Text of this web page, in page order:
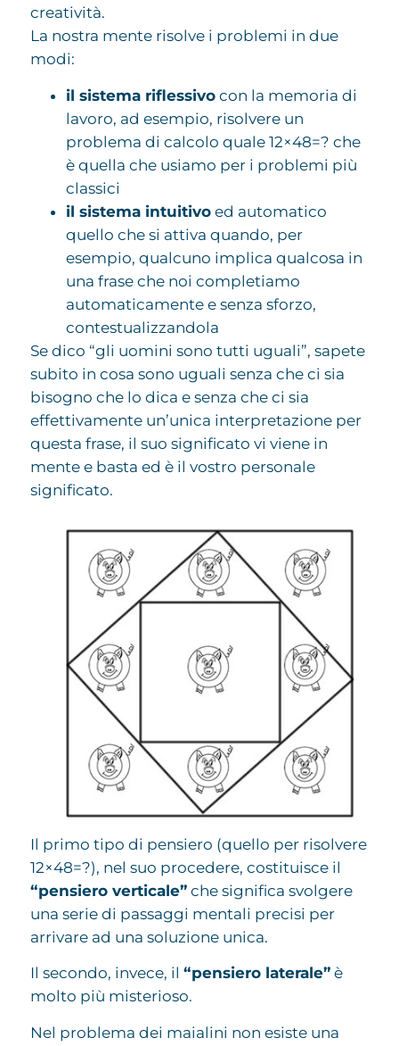
creatività.
La nostra mente risolve i problemi in due
modi:
il sistema riflessivocon la memoria di
lavoro, ad esempio, risolvere un
problema di calcolo quale 12×48=? che
è quella che usiamo per i problemi più
classici
il sistema intuitivoed automatico
quello che si attiva quando, per
esempio, qualcuno implica qualcosa in
una frase che noi completiamo
automaticamente e senza sforzo,
contestualizzandola
Se dico “gli uomini sono tutti uguali”, sapete
subito in cosa sono uguali senza che ci sia
bisogno che lo dica e senza che ci sia
effettivamente un’unica interpretazione per
questa frase, il suo significato vi viene in
mente e basta ed è il vostro personale
significato.
Il primo tipo di pensiero (quello per risolvere
12×48=?), nel suo procedere, costituisce il
“pensiero verticale”che significa svolgere
una serie di passaggi mentali precisi per
arrivare ad una soluzione unica.
Il secondo, invece, il “pensiero laterale”è
molto più misterioso.
Nel problema dei maialini non esiste una